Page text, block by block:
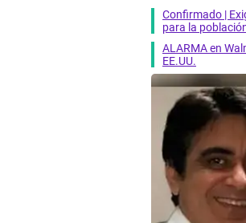
Confirmado |
para la
ALARMA en
EE.UU.